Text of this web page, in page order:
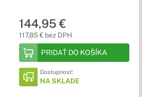
144,95 €
117,85 € bez DPH
PRIDAŤ DO KOŠÍKA
Dostupnosť:
NA SKLADE